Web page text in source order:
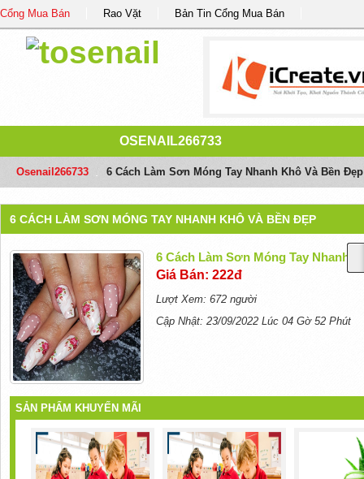
Cổng Mua Bán Rao Vặt Bản Tin Cổng Mua Bán
OSENAIL266733
Osenail266733 6 Cách Làm Sơn Móng Tay Nhanh Khô Và Bền Đẹp
6 CÁCH LÀM SƠN MÓNG TAY NHANH KHÔ VÀ BỀN ĐẸP
6 Cách Làm Sơn Móng Tay Nhanh
Giá Bán: 222đ
Lượt Xem: 672 người
Cập Nhật: 23/09/2022 Lúc 04 Gờ 52 Phút
SẢN PHẨM KHUYẾN MÃI